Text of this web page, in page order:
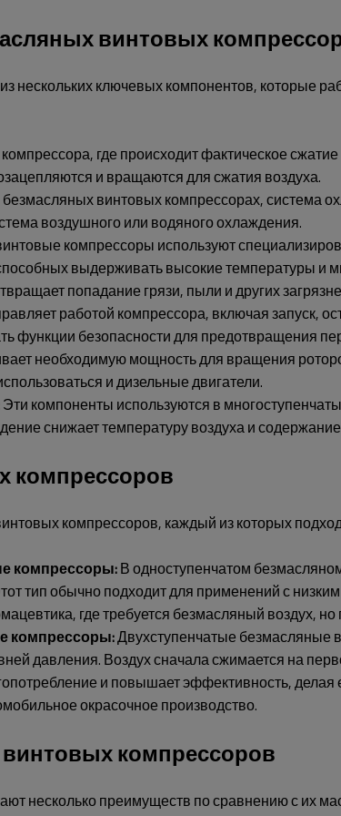
винтовых
нескольких ключевых компонентов, которые
где происходит фактическое
и вращаются для сжатия воздуха.
винтовых компрессорах, система
воздушного или водяного охлаждения.
компрессоры используют
выдерживать высокие температуры и
попадание грязи, пыли и других
работой компрессора, включая запуск,
функции безопасности для предотвращения
необходимую мощность для вращения
и дизельные двигатели.
Эти компоненты используются в
снижает температуру воздуха и
компрессоров
компрессоров, каждый из которых
компрессоры:В одноступенчатом
тип обычно подходит для применений с
где требуется безмасляный воздух,
компрессоры:Двухступенчатые безмасляные
давления. Воздух сначала сжимается на
и повышает эффективность,
окрасочное производство.
компрессоров
несколько преимуществ по сравнению с их